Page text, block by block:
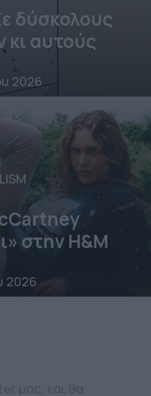
δύσκολους
κι αυτούς
2026
στην H&M
2026